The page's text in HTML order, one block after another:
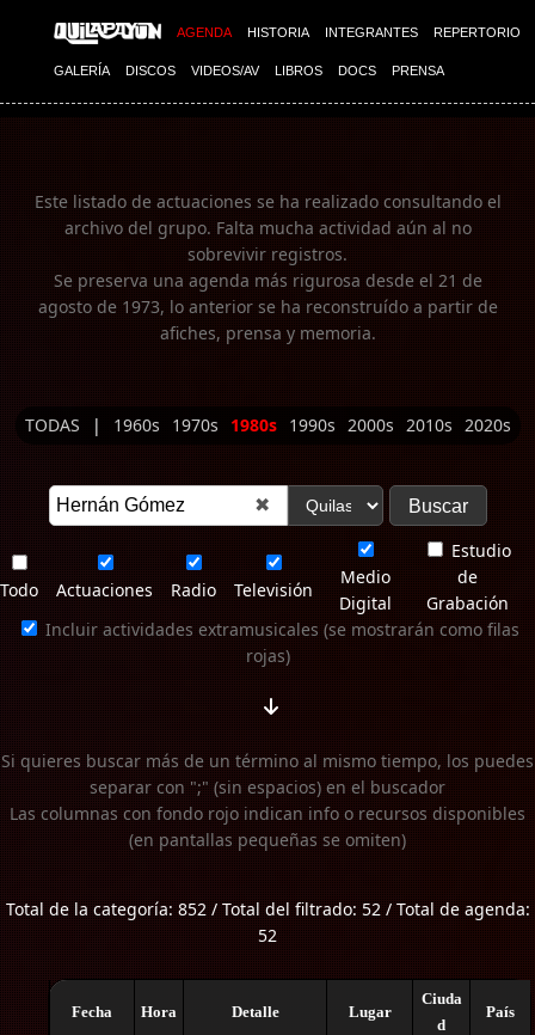
AGENDA HISTORIA INTEGRANTES REPERTORIO
GALERÍA DISCOS VIDEOS/AV LIBROS DOCS PRENSA
Imagen 01
Este listado de actuaciones se ha realizado consultando el
archivo del grupo. Falta mucha actividad aún al no
sobrevivir registros.
Se preserva una agenda más rigurosa desde el 21 de
agosto de 1973, lo anterior se ha reconstruído a partir de
afiches, prensa y memoria.
TODAS | 1960s 1970s 1980s 1990s 2000s 2010s 2020s
✖
Todo Actuaciones Radio Televisión
Medio
Digital
Estudio
de
Grabación
Incluir actividades extramusicales (se mostrarán como filas
rojas)
Si quieres buscar más de un término al mismo tiempo, los puedes
separar con ";" (sin espacios) en el buscador
Las columnas con fondo rojo indican info o recursos disponibles
(en pantallas pequeñas se omiten)
Total de la categoría: 852 / Total del filtrado: 52 / Total de agenda:
52
Fecha Hora Detalle Lugar
Ciuda
d
País